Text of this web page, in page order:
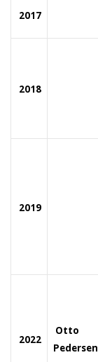
2017
2018
2019
2022
Otto
Pedersen